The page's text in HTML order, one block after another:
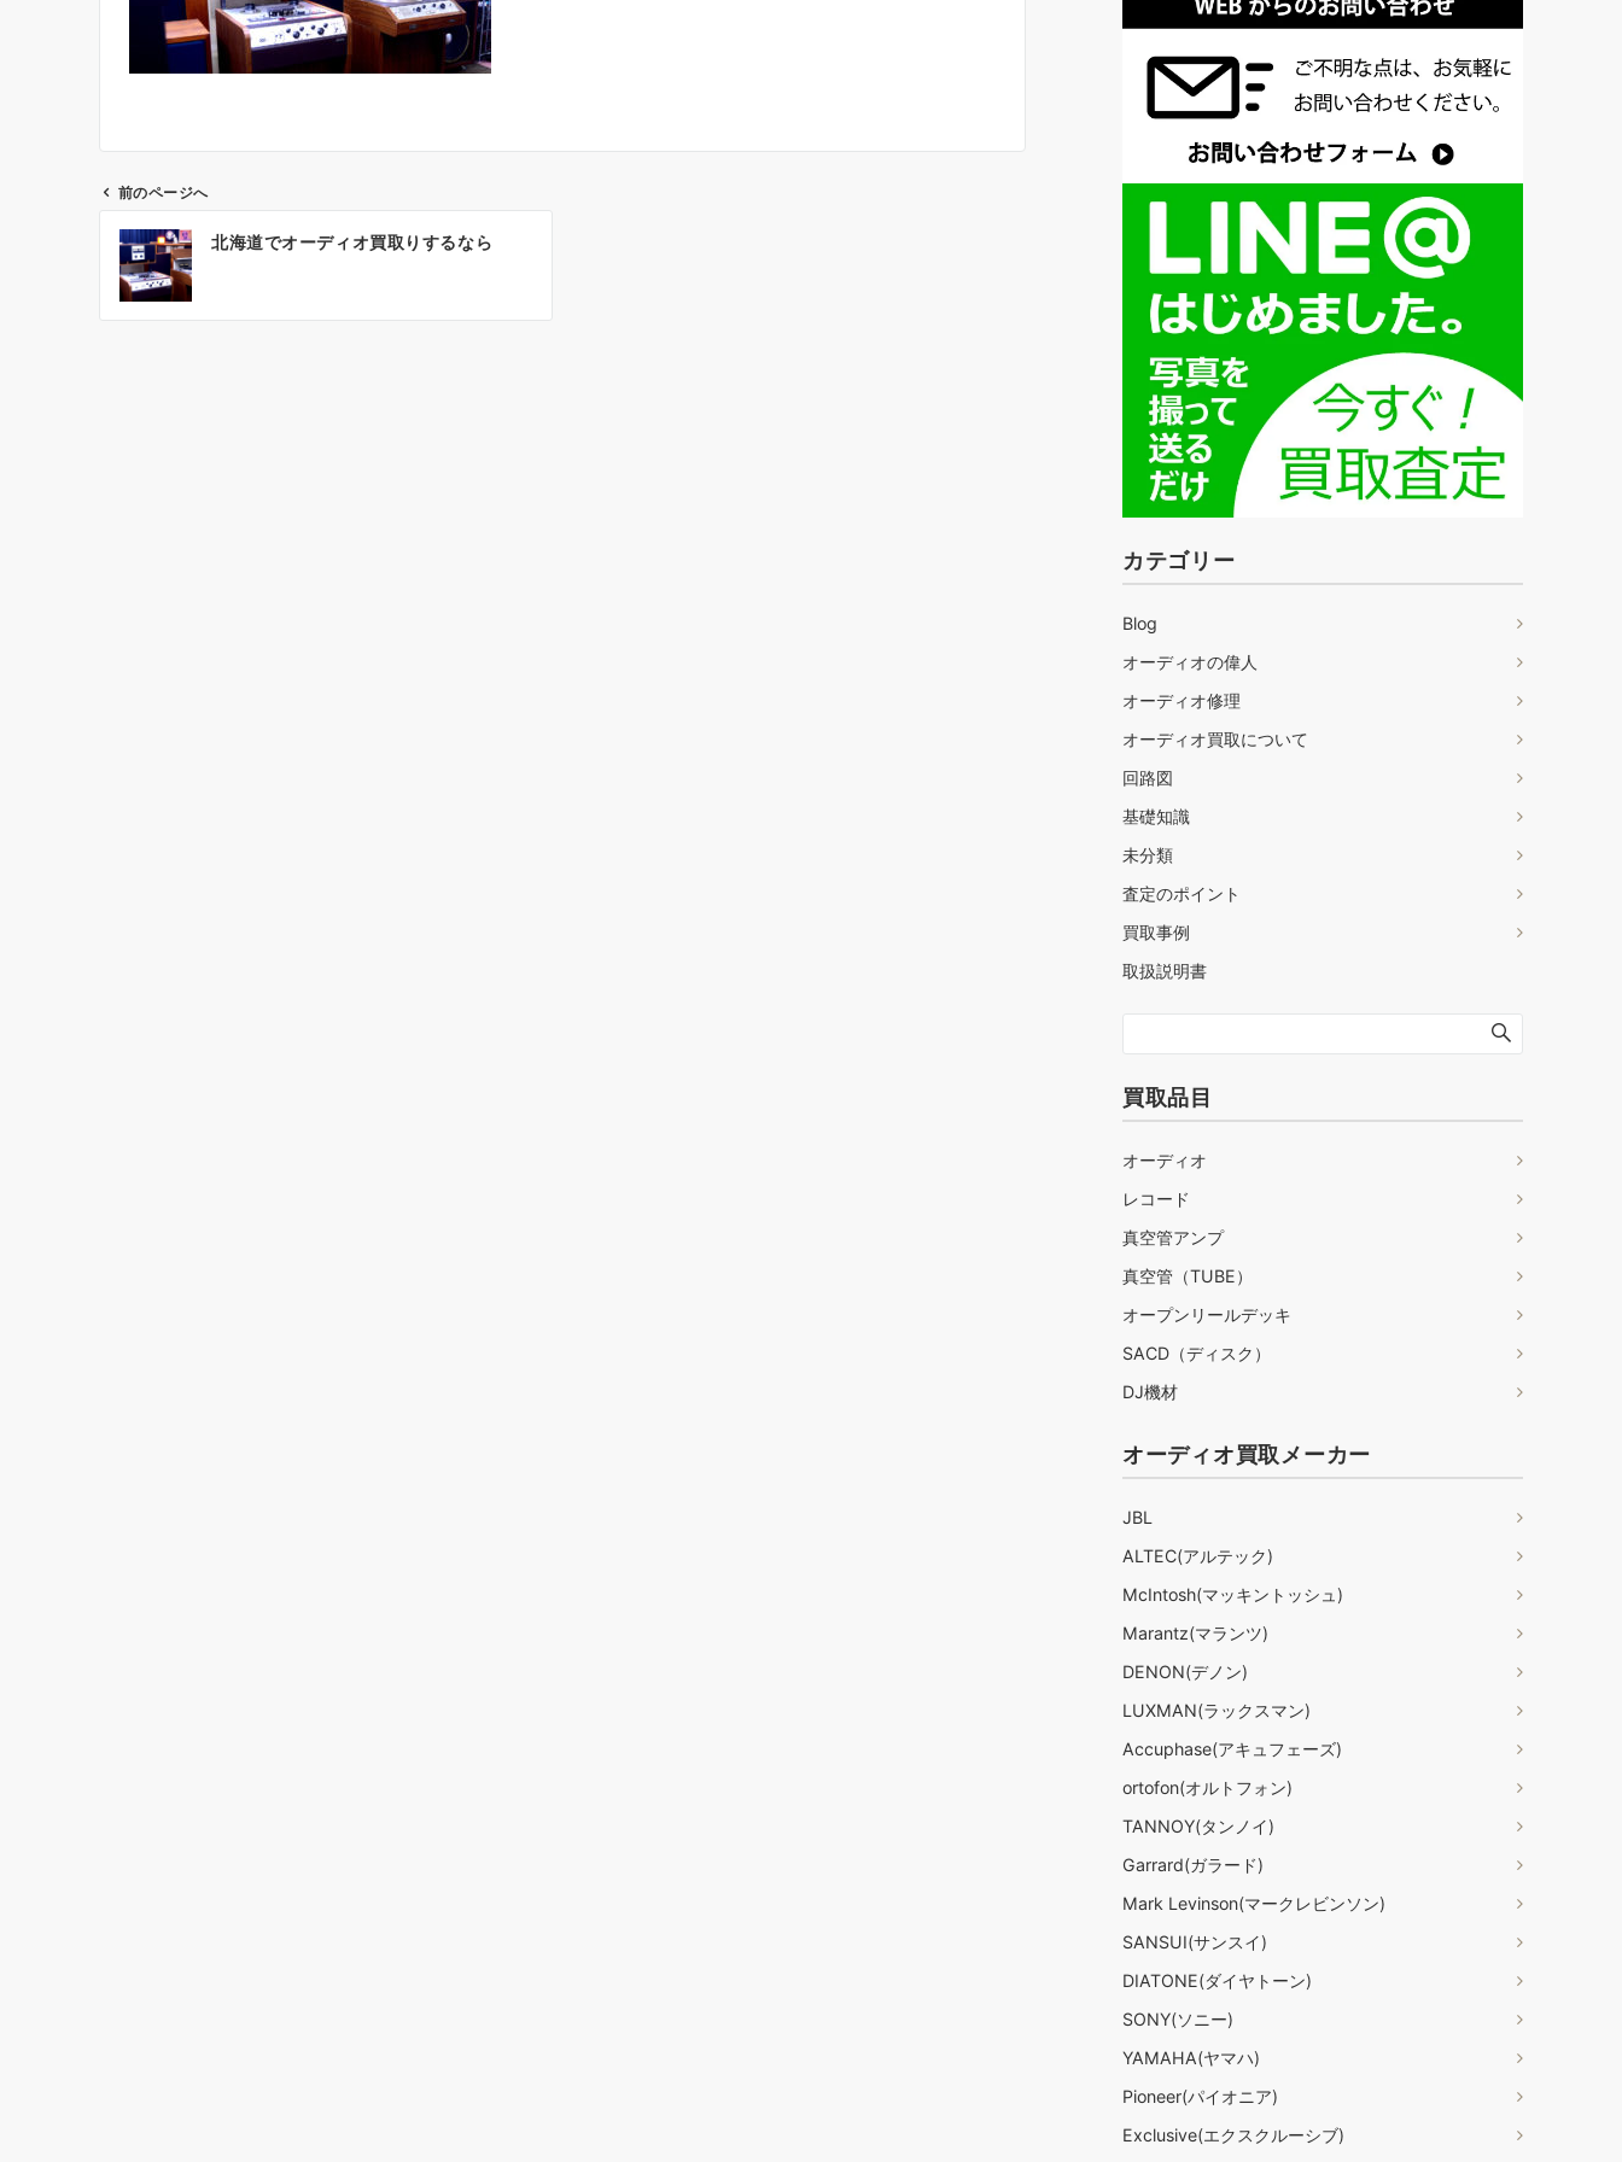
前のページへ
北海道でオーディオ買取りするなら
カテゴリー
Blog
オーディオの偉人
オーディオ修理
オーディオ買取について
回路図
基礎知識
未分類
査定のポイント
買取事例
取扱説明書
買取品目
オーディオ
レコード
真空管アンプ
真空管（TUBE）
オープンリールデッキ
SACD（ディスク）
DJ機材
オーディオ買取メーカー
JBL
ALTEC(アルテック)
McIntosh(マッキントッシュ)
Marantz(マランツ)
DENON(デノン)
LUXMAN(ラックスマン)
Accuphase(アキュフェーズ)
ortofon(オルトフォン)
TANNOY(タンノイ)
Garrard(ガラード)
Mark Levinson(マークレビンソン)
SANSUI(サンスイ)
DIATONE(ダイヤトーン)
SONY(ソニー)
YAMAHA(ヤマハ)
Pioneer(パイオニア)
Exclusive(エクスクルーシブ)